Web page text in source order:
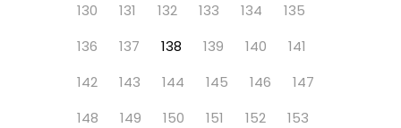
130
131 132 133 134
135
136
137 138 139 140
141
142
143 144 145 146
147
148
149 150 151 152
153